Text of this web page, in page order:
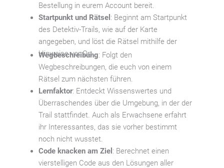
Bestellung in eurem Account bereit.
Startpunkt und Rätsel : Beginnt am Startpunkt
des Detektiv-Trails, wie auf der Karte
angegeben, und löst die Rätsel mithilfe der
Hinweise vor Ort.
Wegbeschreibung: Folgt den
Wegbeschreibungen, die euch von einem
Rätsel zum nächsten führen.
Lernfaktor: Entdeckt Wissenswertes und
Überraschendes über die Umgebung, in der der
Trail stattfindet. Auch als Erwachsene erfahrt
ihr Interessantes, das sie vorher bestimmt
noch nicht wusstet.
Code knacken am Ziel : Berechnet einen
vierstelligen Code aus den Lösungen aller